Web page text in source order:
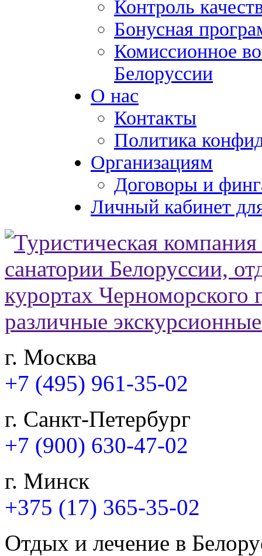
Контроль
Бонусная
Комиссионное
Белоруссии
О нас
Контакты
Политика
Организациям
Договоры и
Личный кабинет
г. Москва
+7 (495) 961-35-02
г. Санкт-Петербург
+7 (900) 630-47-02
г. Минск
+375 (17) 365-35-02
Отдых и лечение в